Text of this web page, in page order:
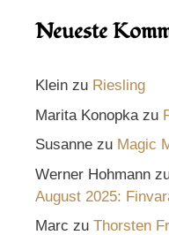
Neueste
Klein zu Riesling
Marita Konopka zu
Susanne zu Magic
Werner Hohmann
August 2025:
Marc zu Thorsten